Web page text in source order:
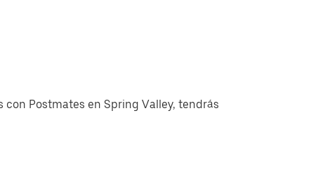
Postmates en Spring Valley, tendrás